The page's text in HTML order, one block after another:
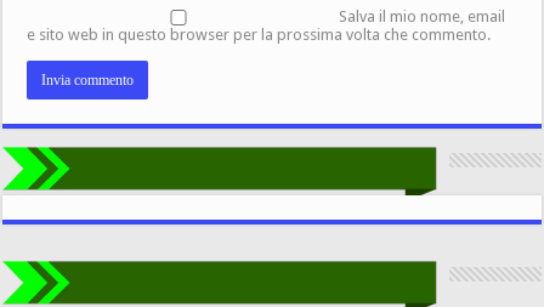
Salva il mio nome, email
e sito web in questo browser per la prossima volta che commento.